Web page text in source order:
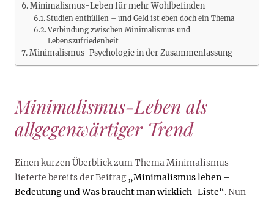
Minimalismus-Leben für mehr Wohlbefinden
Studien enthüllen – und Geld ist eben doch ein Thema
Verbindung zwischen Minimalismus und
Lebenszufriedenheit
Minimalismus-Psychologie in der Zusammenfassung
Minimalismus-Leben als
allgegenwärtiger Trend
Einen kurzen Überblick zum Thema Minimalismus
lieferte bereits der Beitrag„Minimalismus leben –
Bedeutung und Was braucht man wirklich-Liste“. Nun